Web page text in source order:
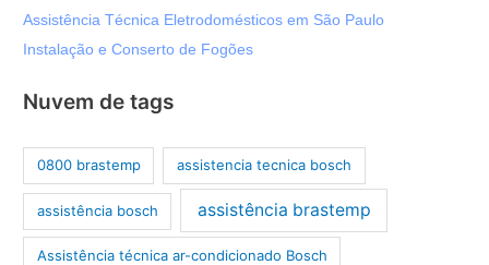
Assistência Técnica Eletrodomésticos em São Paulo
Instalação e Conserto de Fogões
Nuvem de tags
0800 brastemp assistencia tecnica bosch
assistência bosch assistência brastemp
Assistência técnica ar-condicionado Bosch